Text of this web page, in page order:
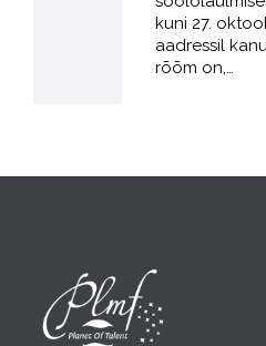
kuni 27.
aadressil
rõõm on,…